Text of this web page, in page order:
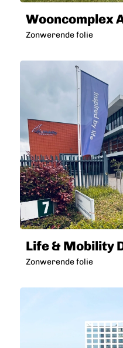
Wooncomplex
Zonwerende folie
Life & Mobility
Zonwerende folie